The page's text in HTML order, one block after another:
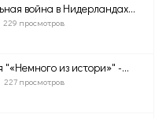
война в Нидерландах...
229 просмотров
"«Немного из истори»" -...
227 просмотров